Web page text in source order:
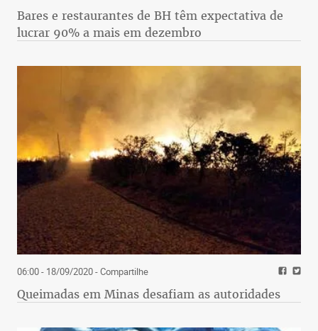
Bares e restaurantes de BH têm expectativa de
lucrar 90% a mais em dezembro
06:00 - 18/09/2020- Compartilhe
Queimadas em Minas desafiam as autoridades